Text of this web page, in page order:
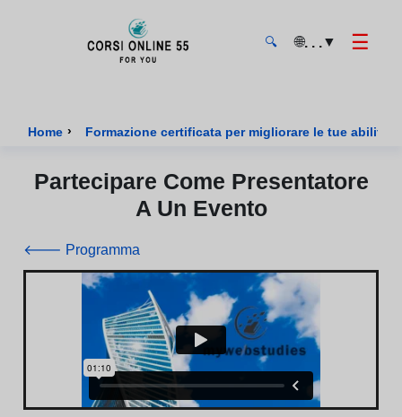
🔍 🌐. . .▼ ☰
Home › Formazione certificata per migliorare le tue abilità
Partecipare Come Presentatore
A Un Evento
🡐 Programma